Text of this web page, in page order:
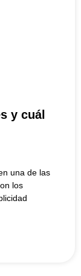
y cuál
una de las
los